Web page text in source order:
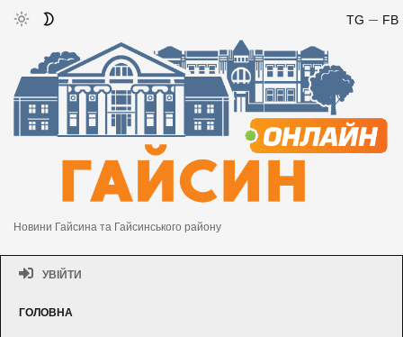
FB
TG
Новини Гайсина та Гайсинського району
УВІЙТИ
ГОЛОВНА